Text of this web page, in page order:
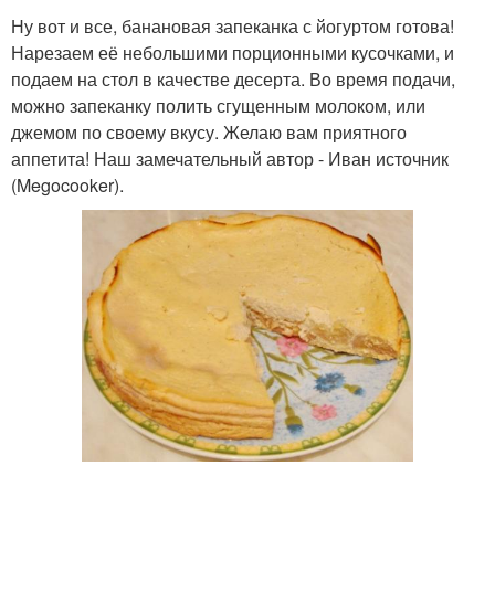
Ну вот и все, банановая запеканка с йогуртом готова!
Нарезаем её небольшими порционными кусочками, и
подаем на стол в качестве десерта. Во время подачи,
можно запеканку полить сгущенным молоком, или
джемом по своему вкусу. Желаю вам приятного
аппетита! Наш замечательный автор - Иван источник
(Megocooker).